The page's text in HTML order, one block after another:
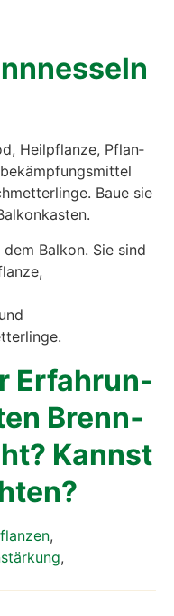
Heil­pflan­ze, Pflan­
Baue sie
Erfah­run­
Brenn­
Kannst
,
,